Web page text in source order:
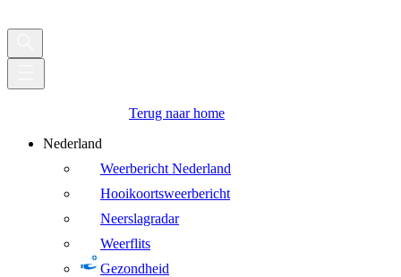
Terug naar home
Nederland
Weerbericht Nederland
Hooikoortsweerbericht
Neerslagradar
Weerflits
Gezondheid